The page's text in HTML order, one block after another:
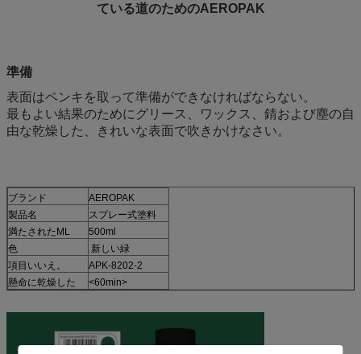
ている道のためのAEROPAK
準備
表面はペンキを取って準備ができなければならない。
最もよい結果のためにグリース、ワックス、錆および塵の自
由な乾燥した、きれいな表面で吹きかけなさい。
ブランド
AEROPAK
製品名
スプレー式塗料
満たされたML
500ml
色
新しい緑
項目いいえ。
APK-8202-2
懸命に乾燥した
<60min>